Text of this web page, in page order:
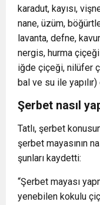
karadut, kayısı,
nane, üzüm,
lavanta, defne,
nergis, hurma
iğde çiçeği, nilüfer
bal ve su ile
Şerbet nasıl
Tatlı, şerbet
şerbet mayasının
şunları kaydetti:
“Şerbet mayası
yenebilen kokulu